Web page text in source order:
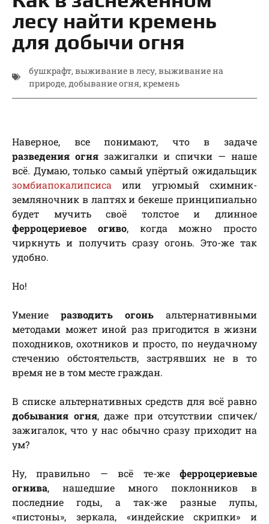
лесу найти кремень
для добычи огня
бушкрафт, выживание в лесу, выживание на
природе, добывание огня, кремень
Наверное, все понимают, что в задаче
разведения огня зажигалки и спички — наше
всё. Думаю, только самый упёртый ожидальщик
зомбиапокалипсиса или угрюмый схимник-
земляночник в лаптях и бекеше принципиально
будет мучить своё толстое и длинное
ферроцериевое огиво, когда можно просто
чиркнуть и получить сразу огонь. Это-же так
удобно.
Но!
Умение разводить огонь альтернативными
методами может иной раз пригодится в жизни
походников, охотников и просто, по неудачному
стечению обстоятельств, застрявших не в то
время не в том месте граждан.
В списке альтернативных средств для всё равно
добывания огня, даже при отсутствии спичек/
зажигалок, что у нас обычно сразу приходит на
ум?
Ну, правильно — всё те-же ферроцериевые
огнива, нашедшие много поклонников в
последние годы, а так-же разные лупы,
«пистоны», зеркала, «индейские скрипки» и